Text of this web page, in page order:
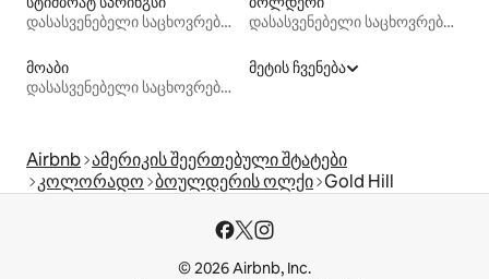
დასასვენებელი საცხოვრებლები
დასასვენებელი საცხოვრებლები
მოაბი
დასასვენებელი საცხოვრებლები
მეტის ჩვენება
Airbnb ამერიკის შეერთებული შტატები
კოლორადო ბოულდერის ოლქი Gold Hill
© 2026 Airbnb, Inc.